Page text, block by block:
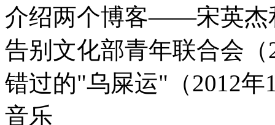
介绍两个博客——宋英杰
告别文化部青年联合会（
错过的"乌屎运"（2012年
音乐